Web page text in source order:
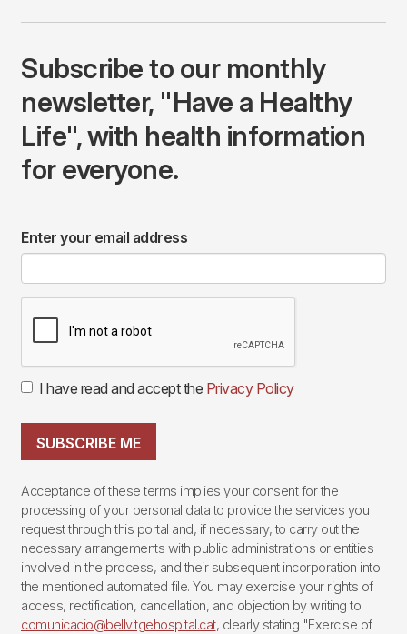
Subscribe to our monthly
newsletter, "Have a Healthy
Life", with health information
for everyone.
Enter your email address
I have read and accept the Privacy Policy
SUBSCRIBE ME
Acceptance of these terms implies your consent for the
processing of your personal data to provide the services you
request through this portal and, if necessary, to carry out the
necessary arrangements with public administrations or entities
involved in the process, and their subsequent incorporation into
the mentioned automated file. You may exercise your rights of
access, rectification, cancellation, and objection by writing to
comunicacio@bellvitgehospital.cat, clearly stating "Exercise of